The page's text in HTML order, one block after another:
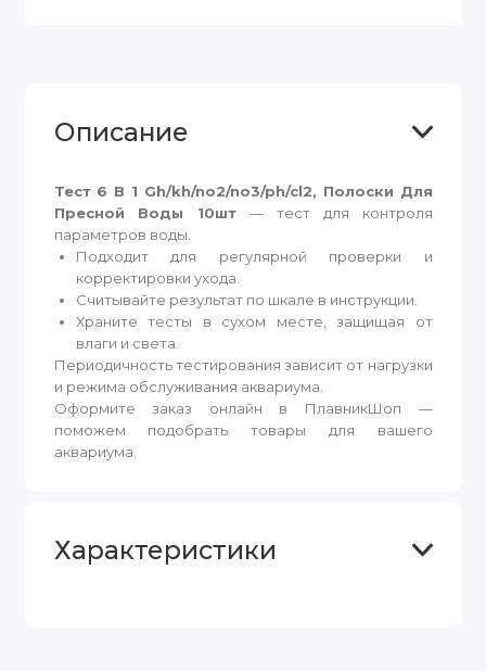
Описание
Тест 6 В 1 Gh/kh/no2/no3/ph/cl2, Полоски Для
Пресной Воды 10шт — тест для контроля
параметров воды.
Подходит для регулярной проверки и
корректировки ухода.
Считывайте результат по шкале в инструкции.
Храните тесты в сухом месте, защищая от
влаги и света.
Периодичность тестирования зависит от нагрузки
и режима обслуживания аквариума.
Оформите заказ онлайн в ПлавникШоп —
поможем подобрать товары для вашего
аквариума.
Характеристики